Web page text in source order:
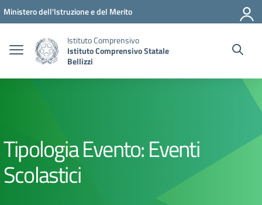
Vai ai contenuti
Vai al menu di navigazione
Vai al footer
Ministero dell'Istruzione e del Merito
Istituto Comprensivo
Istituto Comprensivo Statale
Bellizzi
Tipologia Evento:Eventi
Scolastici